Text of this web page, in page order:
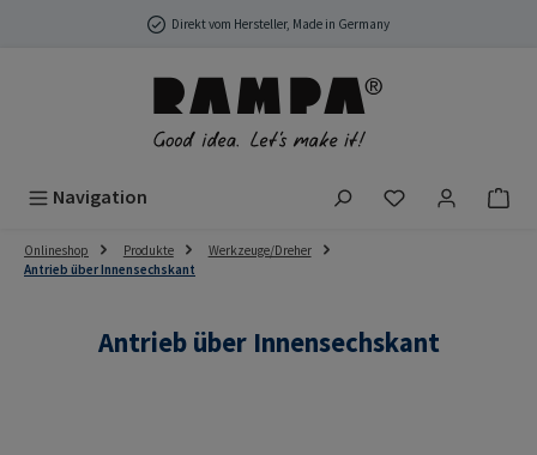
Zum Hauptinhalt springenDirekt vom Hersteller, Made in Germany
Navigation Du hast 0
Onlineshop Produkte
Werkzeuge/Dreher
Antrieb über Innensechskant
Antrieb über Innensechskant